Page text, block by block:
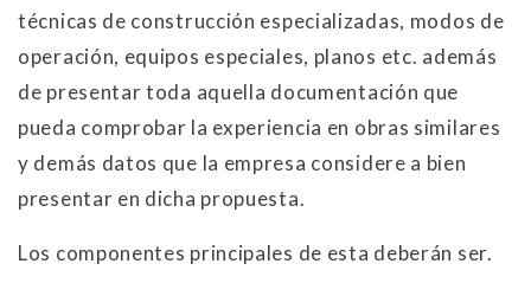
técnicas de construcción especializadas, modos de
operación, equipos especiales, planos etc. además
de presentar toda aquella documentación que
pueda comprobar la experiencia en obras similares
y demás datos que la empresa considere a bien
presentar en dicha propuesta.
Los componentes principales de esta deberán ser.